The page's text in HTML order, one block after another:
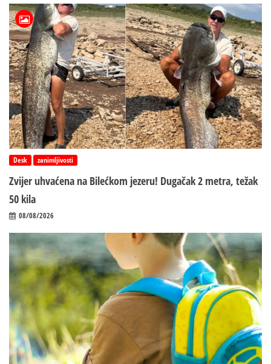
Desk zanimljivosti
Zvijer uhvaćena na Bilećkom jezeru! Dugačak 2 metra, težak
50 kila
08/08/2026